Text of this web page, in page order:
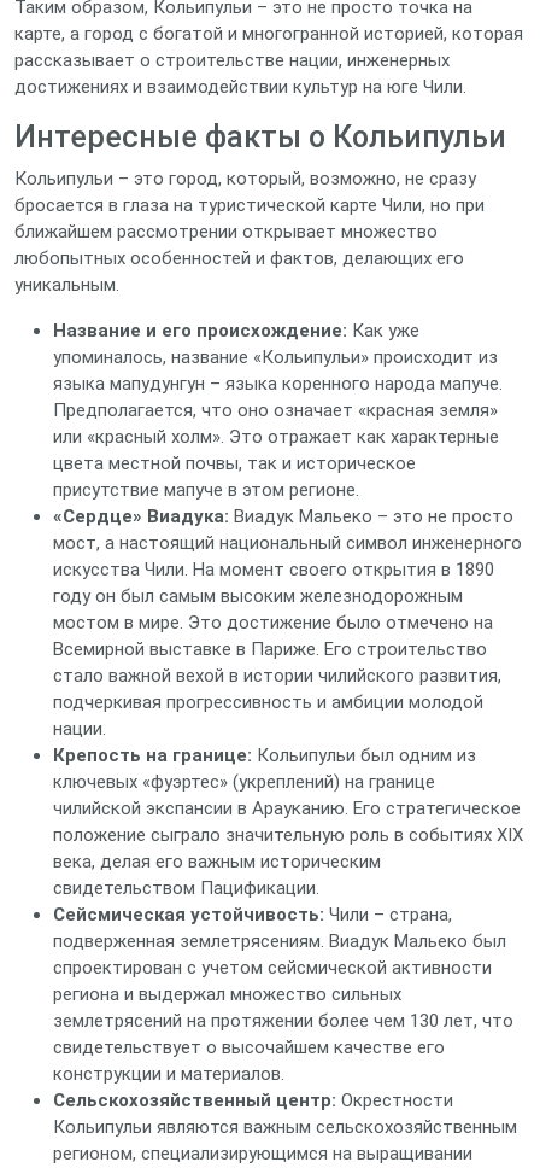
Таким образом, Кольипульи – это не просто точка на
карте, а город с богатой и многогранной историей, которая
рассказывает о строительстве нации, инженерных
достижениях и взаимодействии культур на юге Чили.
Интересные факты о Кольипульи
Кольипульи – это город, который, возможно, не сразу
бросается в глаза на туристической карте Чили, но при
ближайшем рассмотрении открывает множество
любопытных особенностей и фактов, делающих его
уникальным.
Название и его происхождение: Как уже
упоминалось, название «Кольипульи» происходит из
языка мапудунгун – языка коренного народа мапуче.
Предполагается, что оно означает «красная земля»
или «красный холм». Это отражает как характерные
цвета местной почвы, так и историческое
присутствие мапуче в этом регионе.
«Сердце» Виадука: Виадук Мальеко – это не просто
мост, а настоящий национальный символ инженерного
искусства Чили. На момент своего открытия в 1890
году он был самым высоким железнодорожным
мостом в мире. Это достижение было отмечено на
Всемирной выставке в Париже. Его строительство
стало важной вехой в истории чилийского развития,
подчеркивая прогрессивность и амбиции молодой
нации.
Крепость на границе: Кольипульи был одним из
ключевых «фуэртес» (укреплений) на границе
чилийской экспансии в Арауканию. Его стратегическое
положение сыграло значительную роль в событиях XIX
века, делая его важным историческим
свидетельством Пацификации.
Сейсмическая устойчивость: Чили – страна,
подверженная землетрясениям. Виадук Мальеко был
спроектирован с учетом сейсмической активности
региона и выдержал множество сильных
землетрясений на протяжении более чем 130 лет, что
свидетельствует о высочайшем качестве его
конструкции и материалов.
Сельскохозяйственный центр: Окрестности
Кольипульи являются важным сельскохозяйственным
регионом, специализирующимся на выращивании